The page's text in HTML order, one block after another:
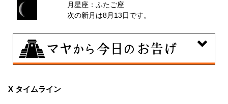
月星座：ふたご座
次の新月は8月13日です。
大きくエネルギーを放出する日。日々の活力をため込ん
X タイムライン